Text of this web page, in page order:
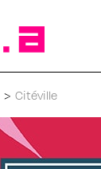
> Citéville